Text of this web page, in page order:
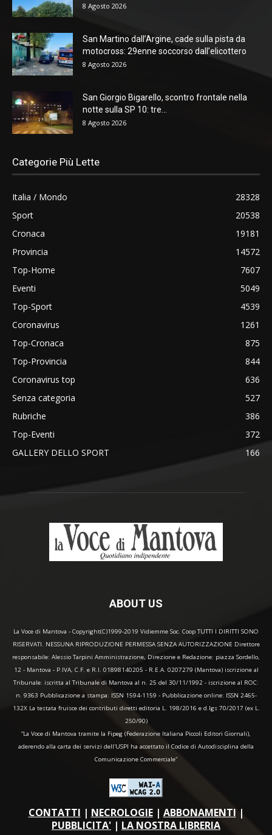
8 Agosto 2026
San Martino dall’Argine, cade sulla pista da
motocross: 29enne soccorso dall’elicottero
8 Agosto 2026
San Giorgio Bigarello, scontro frontale nella
notte sulla SP 10: tre...
8 Agosto 2026
Categorie Più Lette
Italia / Mondo
28328
Sport
20538
Cronaca
19181
Provincia
14572
Top-Home
7607
Eventi
5049
Top-Sport
4539
Coronavirus
1261
Top-Cronaca
875
Top-Provincia
844
Coronavirus top
636
Senza categoria
527
Rubriche
386
Top-Eventi
372
GALLERY DELLO SPORT
166
ABOUT US
La Voce di Mantova - Copyright(C)1999-2019 Vidiemme Soc. Coop TUTTI I DIRITTI SONO
RISERVATI. NESSUNA RIPRODUZIONE PERMESSA SENZA AUTORIZZAZIONE Direttore
responsabile: Alessio Tarpini Amministrazione, Direzione e Redazione: piazza Sordello,
12 - Mantova - P.IVA, C.F. e R.I. 01898140205 - R.E.A. 0207279 (Mantova) iscrizione al
Tribunale: iscritta al Tribunale di Mantova al n. 25 del 30/11/1992 - iscrizione al ROC:
n. 9363 Pubblicazione a stampa: ISSN 1594-1159 - Pubblicazione online: ISSN 2465-
132X La testata fruisce dei contributi diretti editoria L. 198/2016 e d.lgs 70/2017 (ex L.
250/90)
“La Voce di Mantova tramite la Fipeg (Federazione Italiana Piccoli Editori Giornali),
aderendo alla carta dei servizi dell'USPI ha accettato il Codice di Autodisciplina della
Comunicazione Commerciale"
CONTATTI | NECROLOGIE| ABBONAMENTI |
PUBBLICITA' | LA NOSTRA LIBRERIA